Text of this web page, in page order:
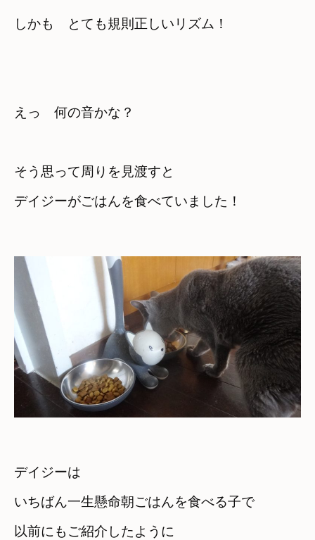
しかも　とても規則正しいリズム！
えっ　何の音かな？
そう思って周りを見渡すと
デイジーがごはんを食べていました！
デイジーは
いちばん一生懸命朝ごはんを食べる子で
以前にもご紹介したように